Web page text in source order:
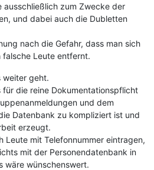
ausschließlich zum Zwecke der
und dabei auch die Dubletten
nach die Gefahr, dass man sich
Leute entfernt.
weiter geht.
die reine Dokumentationspflicht
und dem
Datenbank zu kompliziert ist und
erzeugt.
Leute mit Telefonnummer eintragen,
mit der Personendatenbank in
wäre wünschenswert.